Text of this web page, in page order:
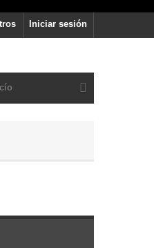
Iniciar sesión